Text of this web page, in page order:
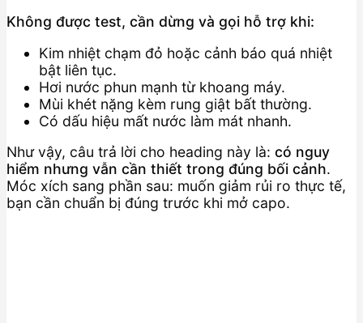
Không được test, cần dừng và gọi hỗ trợ khi:
Kim nhiệt chạm đỏ hoặc cảnh báo quá nhiệt
bật liên tục.
Hơi nước phun mạnh từ khoang máy.
Mùi khét nặng kèm rung giật bất thường.
Có dấu hiệu mất nước làm mát nhanh.
Như vậy, câu trả lời cho heading này là: có nguy
hiểm nhưng vẫn cần thiết trong đúng bối cảnh.
Móc xích sang phần sau: muốn giảm rủi ro thực tế,
bạn cần chuẩn bị đúng trước khi mở capo.